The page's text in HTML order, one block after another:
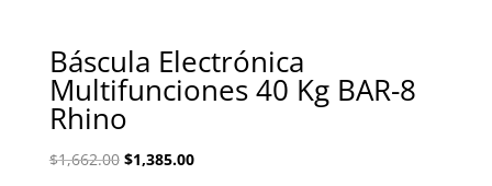
Báscula Electrónica
Multifunciones 40 Kg BAR-8
Rhino
$1,662.00 El
$1,385.00El